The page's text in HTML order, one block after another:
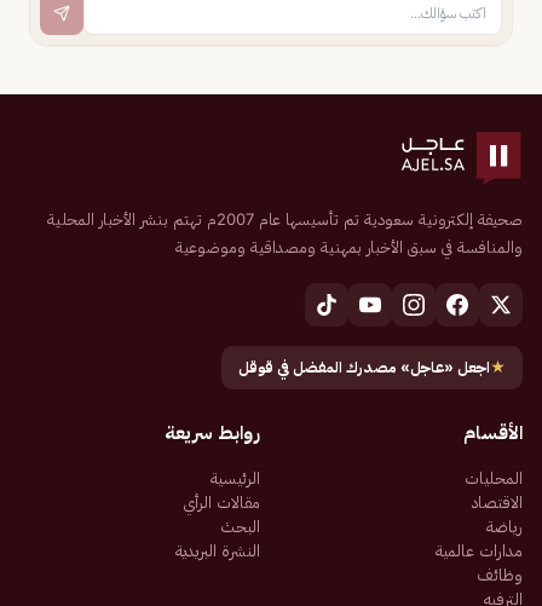
صحيفة إلكترونية سعودية تم تأسيسها عام 2007م تهتم بنشر الأخبار المحلية
والمنافسة في سبق الأخبار بمهنية ومصداقية وموضوعية
★اجعل «عاجل» مصدرك المفضل في قوقل
الأقسام
المحليات
الاقتصاد
رياضة
مدارات عالمية
وظائف
الترفيه
روابط سريعة
الرئيسية
مقالات الرأي
البحث
النشرة البريدية